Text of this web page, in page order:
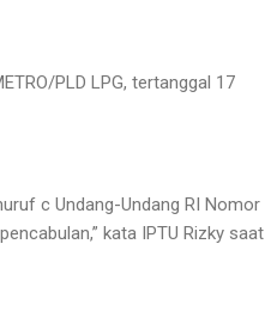
PLD LPG, tertanggal 17
c Undang-Undang RI Nomor
kata IPTU Rizky saat